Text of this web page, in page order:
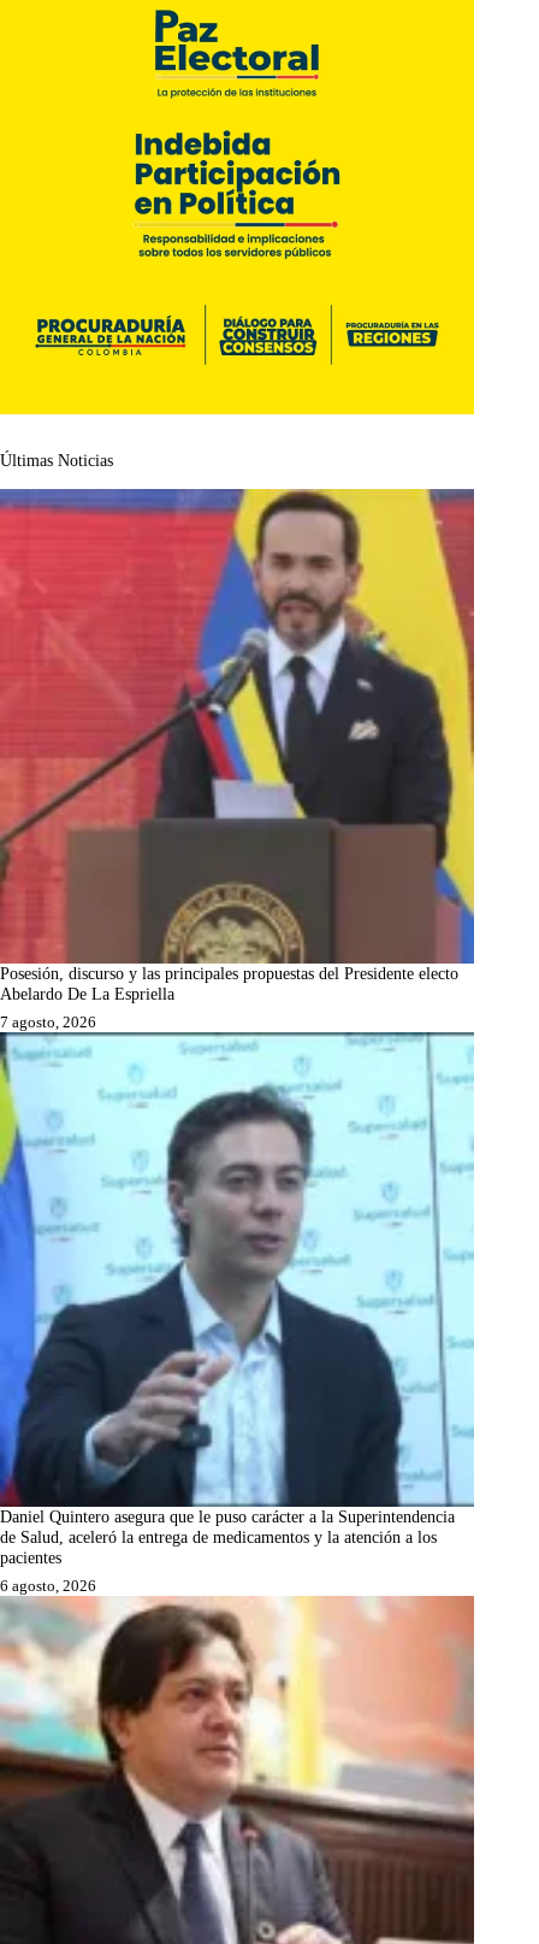
Últimas Noticias
Posesión, discurso y las principales propuestas del Presidente electo
Abelardo De La Espriella
7 agosto, 2026
Daniel Quintero asegura que le puso carácter a la Superintendencia
de Salud, aceleró la entrega de medicamentos y la atención a los
pacientes
6 agosto, 2026